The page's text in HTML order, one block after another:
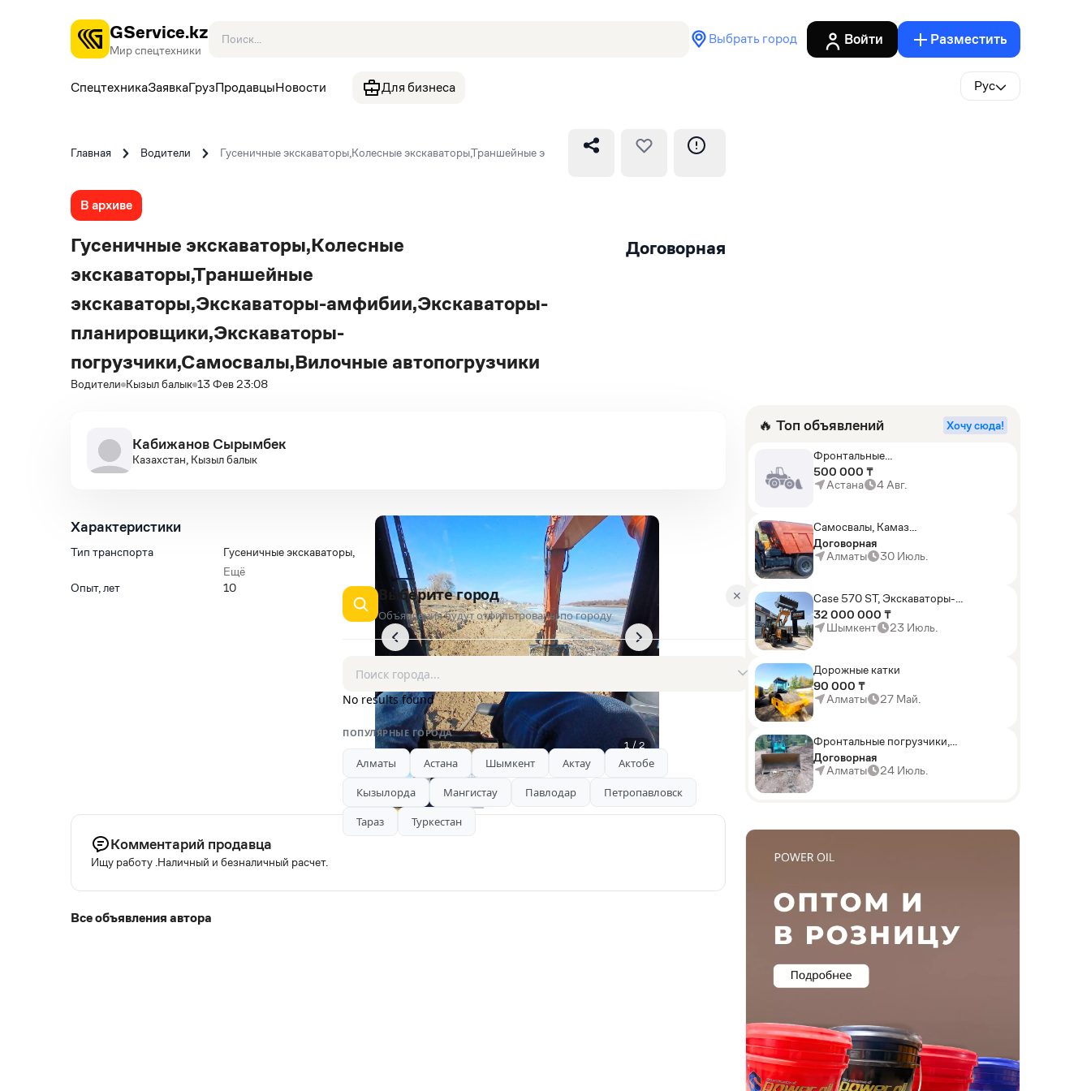
GService.kz
Мир спецтехники
Выбрать город Войти Разместить
СпецтехникаЗаявкаГрузПродавцыНовости Для бизнеса Рус
Главная Водители Гусеничные экскаваторы,Колесные экскаваторы,Траншейные экскаваторы,Экскаваторы-амфибии,Экскаваторы-планировщики,Экскаваторы-
В архиве
Гусеничные экскаваторы,Колесные
экскаваторы,Траншейные
экскаваторы,Экскаваторы-амфибии,Экскаваторы-
планировщики,Экскаваторы-
погрузчики,Самосвалы,Вилочные автопогрузчики
Водители Кызыл балык 13 Фев 23:08
Договорная
Кабижанов Сырымбек
Казахстан, Кызыл балык
Характеристики
Тип транспорта Гусеничные экскаваторы,
Колесные экскаваторы
Траншейные экскаваторы,
Ещё
Опыт, лет
10
1 / 2
Комментарий продавца
Ищу работу .Наличный и безналичный расчет.
Все объявления автора
🔥 Топ объявлений Хочу сюда!
Фронтальные
погрузчики,Экскаваторы-
погрузчики,Мини-
погрузчики,Горные
500 000 ₸
Астана
4 Авг.
Самосвалы, Камаз
АГП-29РТ (шасси
KАМАЗ-43114 6x6)
Договорная
Алматы
30 Июль.
Case 570 ST, Экскаваторы-
погрузчики
32 000 000 ₸
Шымкент
23 Июль.
Дорожные катки
90 000 ₸
Алматы
27 Май.
Фронтальные погрузчики,
Sunward ZYJ 320
Договорная
Алматы
24 Июль.
✕
Выберите город
Объявления будут отфильтрованы по городу
No results found
ПОПУЛЯРНЫЕ ГОРОДА
Алматы Астана Шымкент Актау
Актобе
Кызылорда
Мангистау Павлодар
Петропавловск
Тараз
Туркестан